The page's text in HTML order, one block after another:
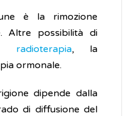
è la rimozione
Altre possibilità di
radioterapia, la
ormonale.
dipende dalla
di diffusione del